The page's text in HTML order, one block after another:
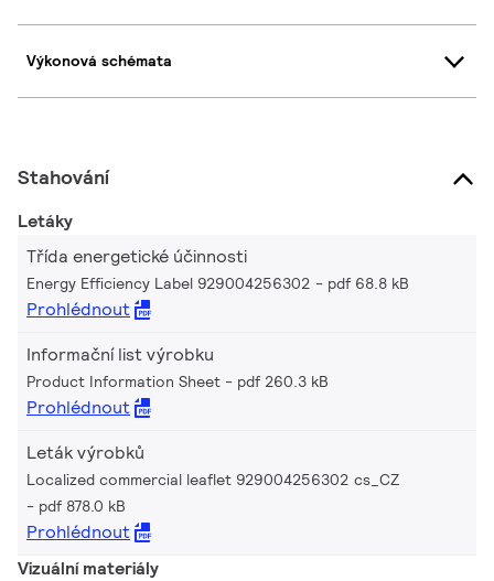
Výkonová schémata
Stahování
Letáky
Třída energetické účinnosti
Energy Efficiency Label 929004256302 pdf 68.8 kB
Prohlédnout
Informační list výrobku
Product Information Sheet pdf 260.3 kB
Prohlédnout
Leták výrobků
Localized commercial leaflet 929004256302 cs_CZ
pdf 878.0 kB
Prohlédnout
Vizuální materiály